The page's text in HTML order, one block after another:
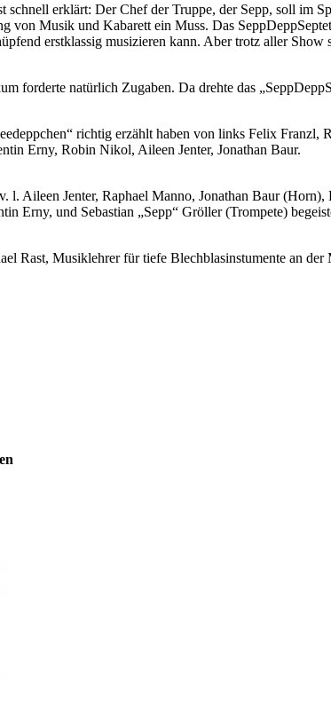
erklärt: Der Chef der Truppe, der Sepp, soll im
von Musik und Kabarett ein Muss. Das
erstklassig musizieren kann. Aber trotz aller
forderte natürlich Zugaben. Da drehte das
richtig erzählt haben von links Felix Franzl,
Erny, Robin Nikol, Aileen Jenter, Jonathan Baur.
l. Aileen Jenter, Raphael Manno, Jonathan Baur
Erny, und Sebastian „Sepp“ Gröller (Trompete)
Rast, Musiklehrer für tiefe Blechblasinstumente an der